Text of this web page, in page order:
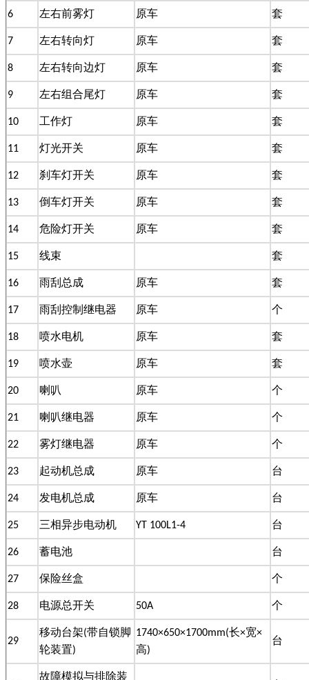
6 左右前雾灯 原车 套
7 左右转向灯 原车 套
8 左右转向边灯 原车 套
9 左右组合尾灯 原车 套
10 工作灯 原车 套
11 灯光开关 原车 套
12 刹车灯开关 原车 套
13 倒车灯开关 原车 套
14 危险灯开关 原车 套
15 线束 套
16 雨刮总成 原车 套
17 雨刮控制继电器 原车 个
18 喷水电机 原车 套
19 喷水壶 原车 套
20 喇叭 原车 个
21 喇叭继电器 原车 个
22 雾灯继电器 原车 个
23 起动机总成 原车 台
24 发电机总成 原车 台
25 三相异步电动机 YT 100L1-4 台
26 蓄电池 台
27 保险丝盒 个
28 电源总开关 50A 个
29
移动台架(带自锁脚
轮装置)
1740×650×1700mm(长×宽×
高)
台
故障模拟与排除装